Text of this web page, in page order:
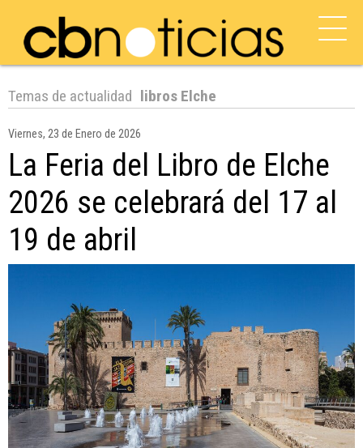
Temas de actualidad libros Elche
Viernes, 23 de Enero de 2026
La Feria del Libro de Elche
2026 se celebrará del 17 al
19 de abril